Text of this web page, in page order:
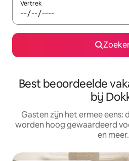
Vertrek
Best beoordeelde
bij
Gasten zijn het ermee eens:
worden hoog gewaardeerd
en meer.